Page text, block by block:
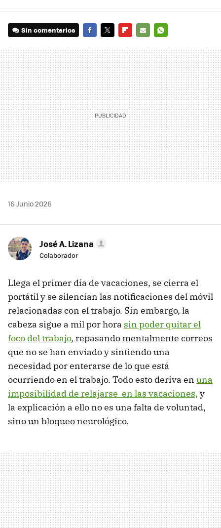
Sin comentarios
MAIL
16 Junio 2026
José A. Lizana
Colaborador
Llega el primer día de vacaciones, se cierra el
portátil y se silencian las notificaciones del móvil
relacionadas con el trabajo. Sin embargo, la
cabeza sigue a mil por hora sin poder quitar el
foco del trabajo, repasando mentalmente correos
que no se han enviado y sintiendo una
necesidad por enterarse de lo que está
ocurriendo en el trabajo. Todo esto deriva en una
imposibilidad de relajarse en las vacaciones, y
la explicación a ello no es una falta de voluntad,
sino un bloqueo neurológico.